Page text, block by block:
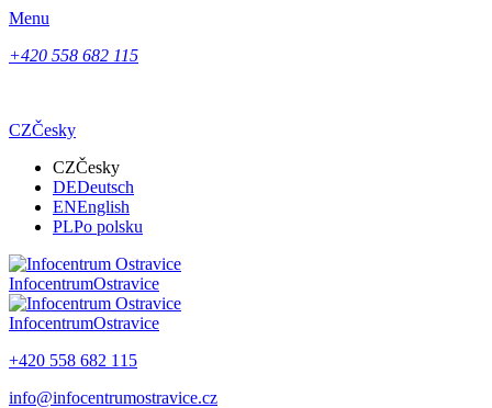
Menu
+420 558 682 115
CZČesky
CZČesky
DEDeutsch
ENEnglish
PLPo polsku
InfocentrumOstravice
InfocentrumOstravice
+420 558 682 115
info@infocentrumostravice.cz